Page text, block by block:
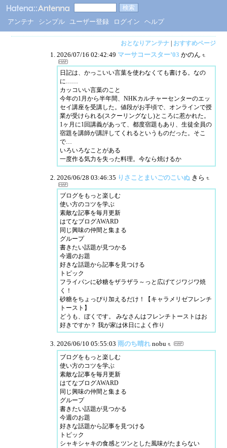
アンテナ シンプル ユーザー登録 ログイン ヘルプ
おとなりアンテナ| おすすめページ
2026/07/16 02:42:49 マーサコースター’03 かのん
日記は、かっこいい言葉を使わなくても書ける。なの
に……
カッコいい言葉のこと
今年の1月から半年間、NHKカルチャーセンターのエッ
セイ講座を受講した。値段がお手頃で、オンラインで授
業が受けられる(スクーリングなし)ところに惹かれた。
1ヶ月に1回講義があって、都度宿題もあり、生徒全員の
宿題を講師が講評してくれるというものだった。そこ
で…
いろいろなことがある
一度作る気力を失った料理。今なら焼けるか
2026/06/28 03:46:35 りさことまいごのこいぬ きら
ブログをもっと楽しむ
使い方のコツを学ぶ
素敵な記事を毎月更新
はてなブログAWARD
同じ興味の仲間と集まる
グループ
書きたい話題が見つかる
今週のお題
好きな話題から記事を見つける
トピック
フライパンに砂糖をザラザラ～っと広げてジワジワ焼
く！
砂糖をちょっぴり加えるだけ！【キャラメリゼフレンチ
トースト】
どうも、ぼくです。 みなさんはフレンチトーストはお
好きですか？ 我が家は休日によく作り
2026/06/10 05:55:03 雨のち晴れ nobu
ブログをもっと楽しむ
使い方のコツを学ぶ
素敵な記事を毎月更新
はてなブログAWARD
同じ興味の仲間と集まる
グループ
書きたい話題が見つかる
今週のお題
好きな話題から記事を見つける
トピック
シャキシャキの食感とツンとした風味がたまらない